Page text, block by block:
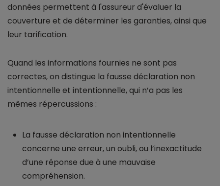
données permettent à l'assureur d'évaluer la
couverture et de déterminer les garanties, ainsi que
leur tarification.
Quand les informations fournies ne sont pas
correctes, on distingue la fausse déclaration non
intentionnelle et intentionnelle, qui n’a pas les
mêmes répercussions :
La fausse déclaration non intentionnelle
concerne une erreur, un oubli, ou l’inexactitude
d’une réponse due à une mauvaise
compréhension.